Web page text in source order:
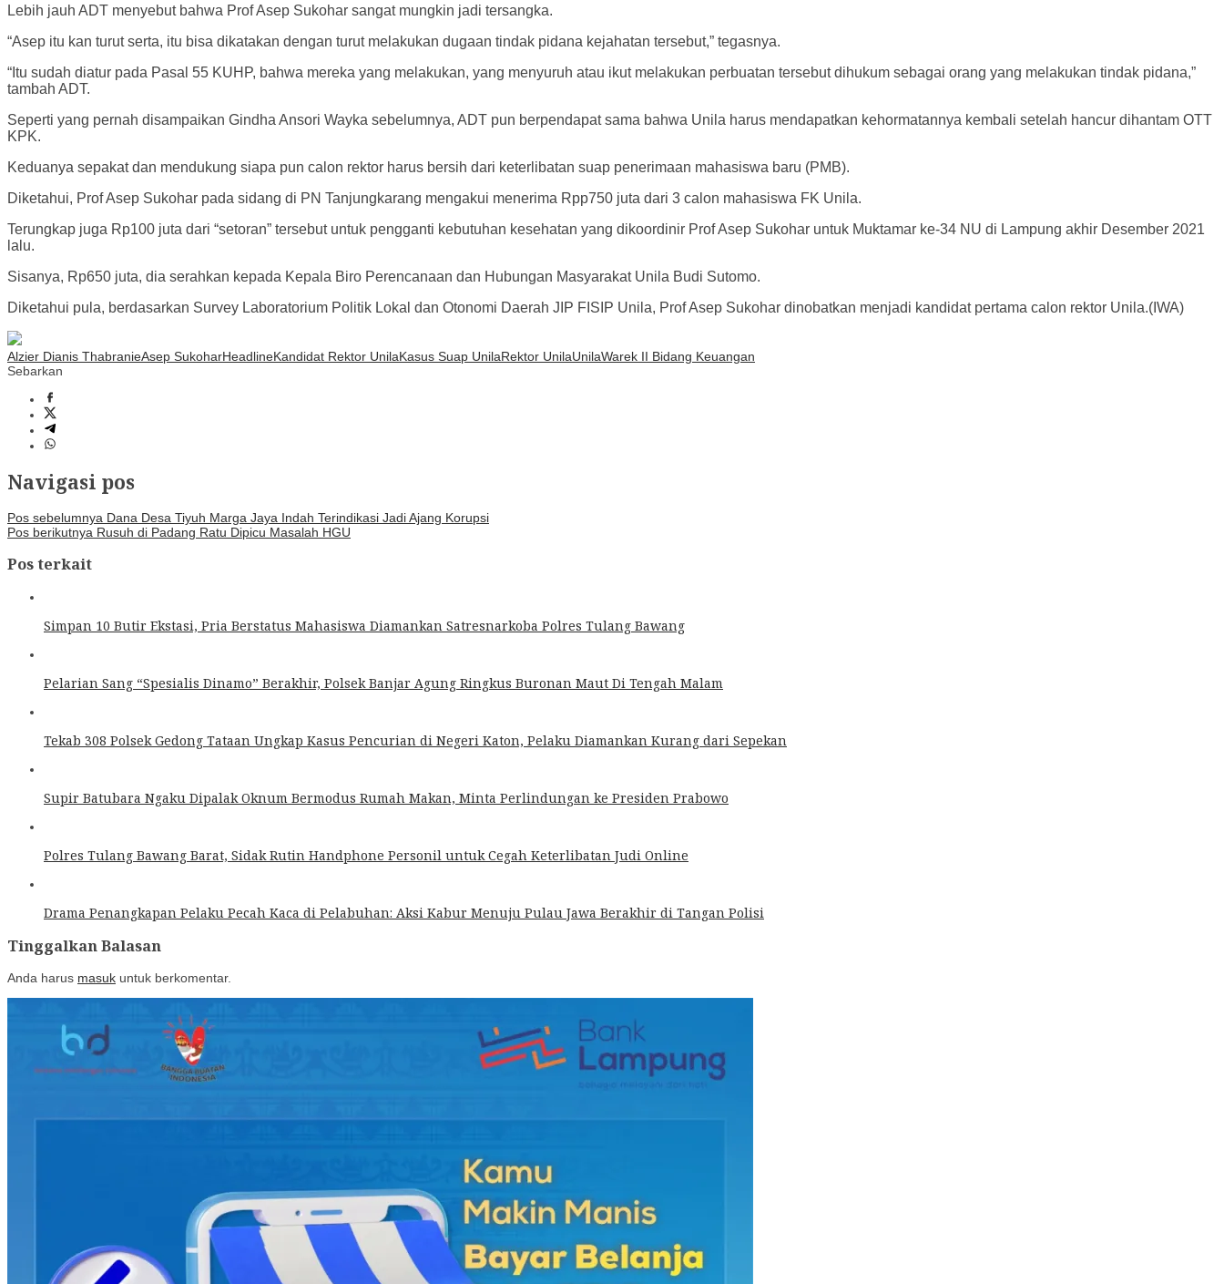
Lebih jauh ADT menyebut bahwa Prof Asep Sukohar sangat mungkin jadi tersangka.
“Asep itu kan turut serta, itu bisa dikatakan dengan turut melakukan dugaan tindak pidana kejahatan tersebut,” tegasnya.
“Itu sudah diatur pada Pasal 55 KUHP, bahwa mereka yang melakukan, yang menyuruh atau ikut melakukan perbuatan tersebut dihukum sebagai orang yang melakukan tindak pidana,”
tambah ADT.
Seperti yang pernah disampaikan Gindha Ansori Wayka sebelumnya, ADT pun berpendapat sama bahwa Unila harus mendapatkan kehormatannya kembali setelah hancur dihantam OTT
KPK.
Keduanya sepakat dan mendukung siapa pun calon rektor harus bersih dari keterlibatan suap penerimaan mahasiswa baru (PMB).
Diketahui, Prof Asep Sukohar pada sidang di PN Tanjungkarang mengakui menerima Rpp750 juta dari 3 calon mahasiswa FK Unila.
Terungkap juga Rp100 juta dari “setoran” tersebut untuk pengganti kebutuhan kesehatan yang dikoordinir Prof Asep Sukohar untuk Muktamar ke-34 NU di Lampung akhir Desember 2021
lalu.
Sisanya, Rp650 juta, dia serahkan kepada Kepala Biro Perencanaan dan Hubungan Masyarakat Unila Budi Sutomo.
Diketahui pula, berdasarkan Survey Laboratorium Politik Lokal dan Otonomi Daerah JIP FISIP Unila, Prof Asep Sukohar dinobatkan menjadi kandidat pertama calon rektor Unila.(IWA)
Alzier Dianis ThabranieAsep SukoharHeadlineKandidat Rektor UnilaKasus Suap UnilaRektor UnilaUnilaWarek II Bidang Keuangan
Sebarkan
Navigasi pos
Pos sebelumnya Dana Desa Tiyuh Marga Jaya Indah Terindikasi Jadi Ajang Korupsi
Pos berikutnya Rusuh di Padang Ratu Dipicu Masalah HGU
Pos terkait
Simpan 10 Butir Ekstasi, Pria Berstatus Mahasiswa Diamankan Satresnarkoba Polres Tulang Bawang
Pelarian Sang “Spesialis Dinamo” Berakhir, Polsek Banjar Agung Ringkus Buronan Maut Di Tengah Malam
Tekab 308 Polsek Gedong Tataan Ungkap Kasus Pencurian di Negeri Katon, Pelaku Diamankan Kurang dari Sepekan
Supir Batubara Ngaku Dipalak Oknum Bermodus Rumah Makan, Minta Perlindungan ke Presiden Prabowo
Polres Tulang Bawang Barat, Sidak Rutin Handphone Personil untuk Cegah Keterlibatan Judi Online
Drama Penangkapan Pelaku Pecah Kaca di Pelabuhan: Aksi Kabur Menuju Pulau Jawa Berakhir di Tangan Polisi
Tinggalkan Balasan
Anda harus masuk untuk berkomentar.